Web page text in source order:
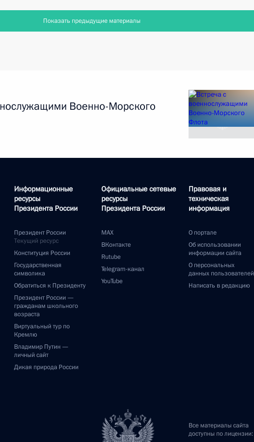
Показать предыдущие материалы
Военно-Морского
Информационные
ресурсы
Президента России
Президент России
Текущий ресурс
Конституция России
Государственная
символика
Обратиться к Президенту
Президент России —
гражданам школьного
возраста
Виртуальный тур по
Кремлю
Владимир Путин —
личный сайт
Дикая природа России
Официальные сетевые
ресурсы
Президента России
MAX
ВКонтакте
Rutube
Telegram-канал
YouTube
Правовая и
техническая
информация
О портале
Об использовании
информации сайта
О персональных
данных пользователей
Написать в редакцию
Все материалы сайта
доступны по лицензии: